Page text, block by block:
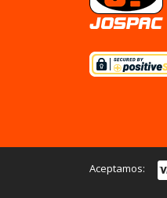
Aceptamos: